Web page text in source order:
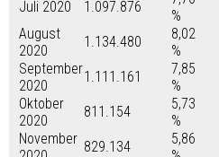
Juli 2020
1.097.876
%
August
2020
1.134.480
8,02
%
September
2020
1.111.161
7,85
%
Oktober
2020
811.154
5,73
%
November 829.134
5,86